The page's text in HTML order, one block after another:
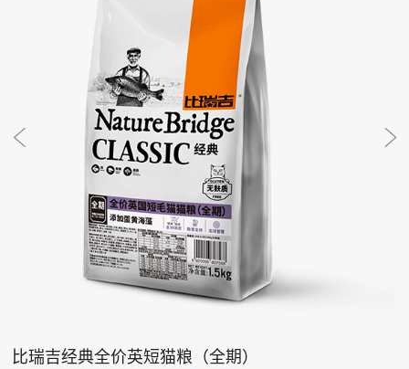
比瑞吉经典全价英短猫粮（全期）